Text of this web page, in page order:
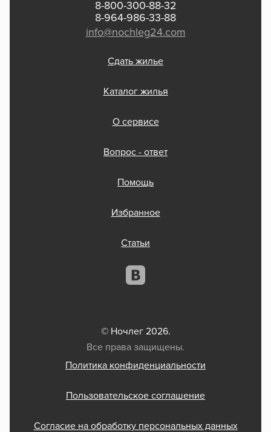
8-800-300-88-32
8-964-986-33-88
info@nochleg24.com
Сдать жилье
Каталог жилья
О сервисе
Вопрос - ответ
Помощь
Избранное
Статьи
© Ночлег 2026.
Все права защищены.
Политика конфиденциальности
Пользовательское соглашение
Согласие на обработку персональных данных